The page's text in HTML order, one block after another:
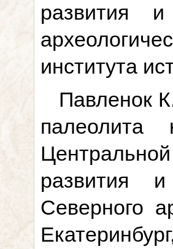
развития
института
Павленок
палеолита
развития
Северного